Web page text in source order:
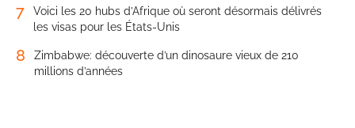
7
Voici les 20 hubs d’Afrique où seront désormais délivrés
les visas pour les États-Unis
8
Zimbabwe: découverte d’un dinosaure vieux de 210
millions d’années